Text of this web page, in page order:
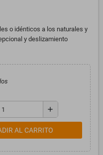
o idénticos a los naturales y
y deslizamiento
add
AL CARRITO